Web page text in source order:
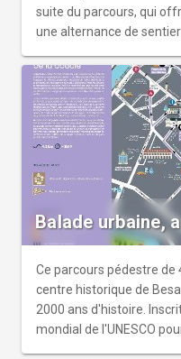
suite du parcours, qui
une alternance de
exceptionnelle sur la
redescendre dans un
Beauregard avant de
Balade urbaine,
Ce parcours pédestre de
centre historique de
2000 ans d'histoire.
mondial de l'UNESCO